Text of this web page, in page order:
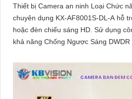
Thiết bị Camera an ninh Loại Chức
chuyên dụng KX-AF8001S-DL-A hỗ
hoặc đèn chiếu sáng HD. Sử dụng công nghệ Nguồn 12V và
khả năng Chống Ngược Sáng DWDR